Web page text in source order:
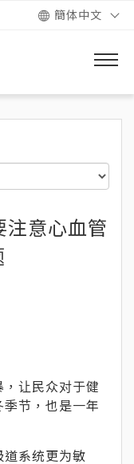
簡体中文
注意心血管
让民众对于健
节，也是一年
道系统更为敏